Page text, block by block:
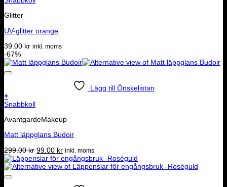
Glitter
UV-glitter orange
39.00 kr inkl. moms
-67%
Lägg till Önskelistan
+
Snabbkoll
AvantgardeMakeup
Matt läppglans Budoir
299.00kr Det
ursprungliga
priset
99.00 krDet
nuvarande
priset
inkl. moms